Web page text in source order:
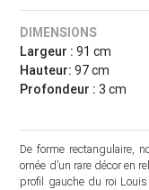
DIMENSIONS
Largeur : 91 cm
Hauteur: 97 cm
Profondeur : 3 cm
De forme rectangulaire,
ornée d’un rare décor en
profil gauche du roi